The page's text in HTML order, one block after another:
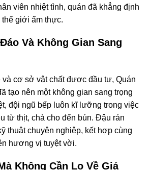
viên nhiệt tình, quán đã khẳng định
thế giới ẩm thực.
Và Không Gian Sang
và cơ sở vật chất được đầu tư, Quán
tạo nên một không gian sang trọng
đội ngũ bếp luôn kĩ lưỡng trong việc
từ thịt, chả cho đến bún. Đậu rán
thuật chuyên nghiệp, kết hợp cùng
hương vị tuyệt vời.
Không Cần Lo Về Giá